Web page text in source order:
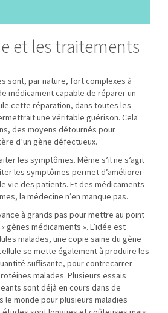
et les traitements
sont, par nature, fort complexes à
médicament capable de réparer un
cette réparation, dans toutes les
une véritable guérison. Cela
des moyens détournés pour
d’un gène défectueux.
les symptômes. Même s’il ne s’agit
les symptômes permet d’améliorer
vie des patients. Et des médicaments
la médecine n’en manque pas.
à grands pas pour mettre au point
gènes médicaments ». L’idée est
malades, une copie saine du gène
se mette également à produire les
suffisante, pour contrecarrer
malades. Plusieurs essais
sont déjà en cours dans de
le monde pour plusieurs maladies